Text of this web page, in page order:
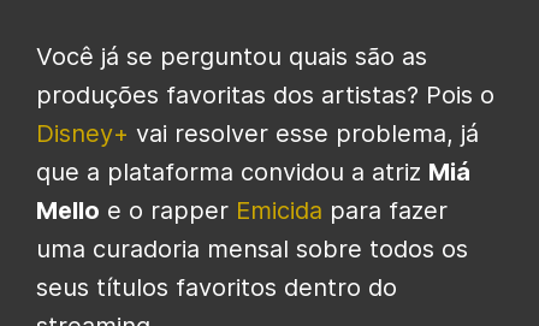
Você já se perguntou quais são as
produções favoritas dos artistas? Pois o
Disney+ vai resolver esse problema, já
que a plataforma convidou a atriz Miá
Mello e o rapper Emicida para fazer
uma curadoria mensal sobre todos os
seus títulos favoritos dentro do